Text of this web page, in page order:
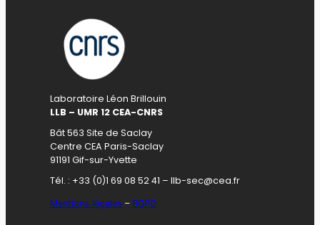
Laboratoire Léon Brillouin
LLB – UMR 12 CEA-CNRS
Bât 563 Site de Saclay
Centre CEA Paris-Saclay
91191 Gif-sur-Yvette
Tél. : +33 (0)1 69 08 52 41 – llb-sec@cea.fr
Mentions légales – RGPD